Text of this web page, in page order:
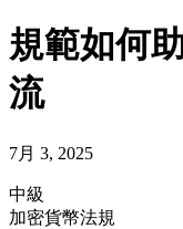
規範如何
流
7月 3, 2025
中級
加密貨幣法規